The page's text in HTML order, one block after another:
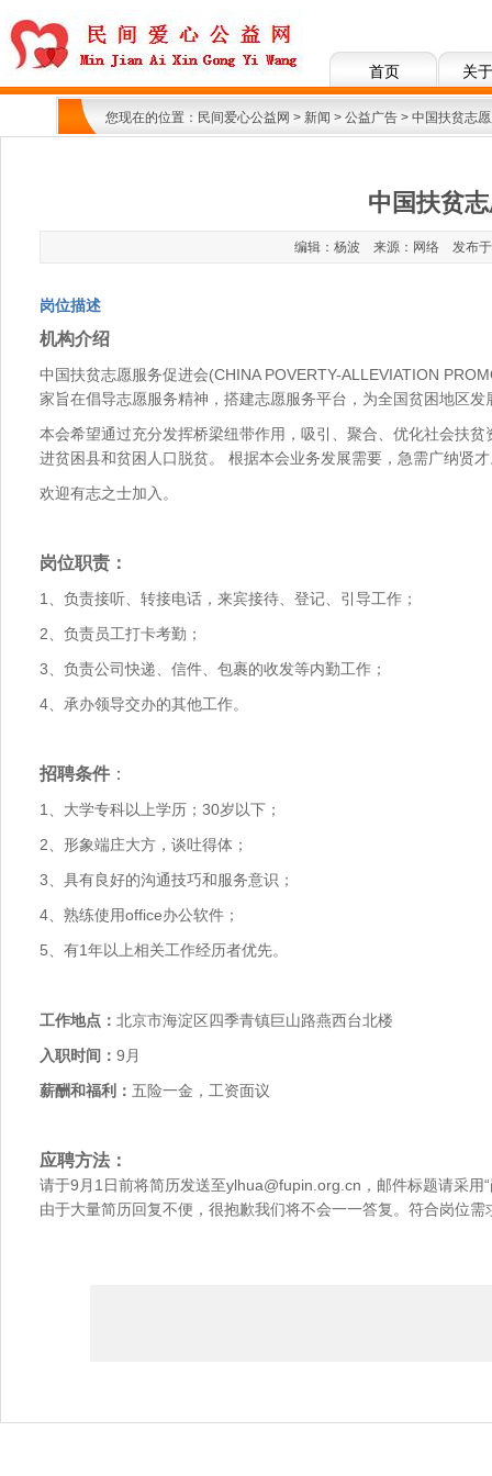
首页 关
您现在的位置： 民间爱心公益网 > 新闻 > 公益广告 > 中国扶贫志
中国扶贫
编辑：杨波 来源：网络 发布
岗位描述
机构介绍
中国扶贫志愿服务促进会(CHINA POVERTY-ALLEVIATION
家旨在倡导志愿服务精神，搭建志愿服务平台，为全国贫困地区
本会希望通过充分发挥桥梁纽带作用，吸引、聚合、优化社会扶
进贫困县和贫困人口脱贫。 根据本会业务发展需要，急需广纳贤
欢迎有志之士加入。
岗位职责：
1、负责接听、转接电话，来宾接待、登记、引导工作；
2、负责员工打卡考勤；
3、负责公司快递、信件、包裹的收发等内勤工作；
4、承办领导交办的其他工作。
招聘条件：
1、大学专科以上学历；30岁以下；
2、形象端庄大方，谈吐得体；
3、具有良好的沟通技巧和服务意识；
4、熟练使用office办公软件；
5、有1年以上相关工作经历者优先。
工作地点： 北京市海淀区四季青镇巨山路燕西台北楼
入职时间： 9月
薪酬和福利： 五险一金，工资面议
应聘方法：
请于9月1日前将简历发送至ylhua@fupin.org.cn，邮件标题请采用
由于大量简历回复不便，很抱歉我们将不会一一答复。符合岗位